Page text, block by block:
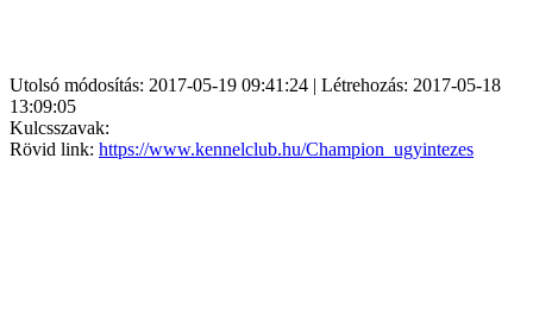
Utolsó módosítás: 2017-05-19 09:41:24 | Létrehozás: 2017-05-18
13:09:05
Kulcsszavak:
Rövid link: https://www.kennelclub.hu/Champion_ugyintezes